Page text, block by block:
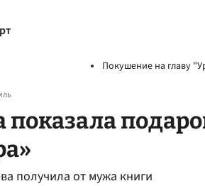
Покушение на главу
показала
получила от мужа книги